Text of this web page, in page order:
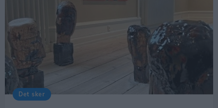
Det sker